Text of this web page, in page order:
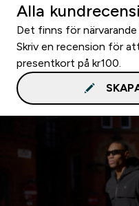
Alla
Det finns för närvarande
Skriv en recension för
presentkort på kr100.